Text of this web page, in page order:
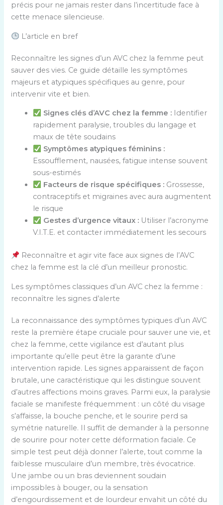
précis pour ne jamais rester dans l’incertitude face à
cette menace silencieuse.
L’article en bref
Reconnaître les signes d’un AVC chez la femme peut
sauver des vies. Ce guide détaille les symptômes
majeurs et atypiques spécifiques au genre, pour
intervenir vite et bien.
Signes clés d’AVC chez la femme :Identifier
rapidement paralysie, troubles du langage et
maux de tête soudains
Symptômes atypiques féminins :
Essoufflement, nausées, fatigue intense souvent
sous-estimés
Facteurs de risque spécifiques :Grossesse,
contraceptifs et migraines avec aura augmentent
le risque
Gestes d’urgence vitaux :Utiliser l’acronyme
V.I.T.E. et contacter immédiatement les secours
Reconnaître et agir vite face aux signes de l’AVC
chez la femme est la clé d’un meilleur pronostic.
Les symptômes classiques d’un AVC chez la femme :
reconnaître les signes d’alerte
La reconnaissance des symptômes typiques d’un AVC
reste la première étape cruciale pour sauver une vie, et
chez la femme, cette vigilance est d’autant plus
importante qu’elle peut être la garante d’une
intervention rapide. Les signes apparaissent de façon
brutale, une caractéristique qui les distingue souvent
d’autres affections moins graves. Parmi eux, la paralysie
faciale se manifeste fréquemment : un côté du visage
s’affaisse, la bouche penche, et le sourire perd sa
symétrie naturelle. Il suffit de demander à la personne
de sourire pour noter cette déformation faciale. Ce
simple test peut déjà donner l’alerte, tout comme la
faiblesse musculaire d’un membre, très évocatrice.
Une jambe ou un bras deviennent soudain
impossibles à bouger, ou la sensation
d’engourdissement et de lourdeur envahit un côté du